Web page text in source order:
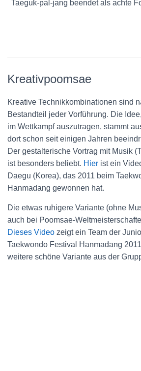
Taeguk-pal-jang beendet als achte
Kreativpoomsae
Kreative Technikkombinationen sind
Bestandteil jeder Vorführung. Die
im Wettkampf auszutragen, stammt
dort schon seit einigen Jahren
Der gestalterische Vortrag mit Musik
ist besonders beliebt. Hier ist ein
Daegu (Korea), das 2011 beim
Hanmadang gewonnen hat.
Die etwas ruhigere Variante (ohne
auch bei Poomsae-
Dieses Video zeigt ein Team der
Taekwondo Festival Hanmadang
weitere schöne Variante aus der